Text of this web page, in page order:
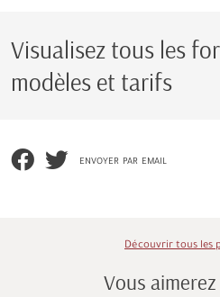
Visualisez tous les
modèles et tarifs
envoyer par email
Découvrir tous les
Vous